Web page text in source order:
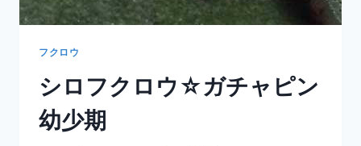
フクロウ
シロフクロウ☆ガチャピン
幼少期